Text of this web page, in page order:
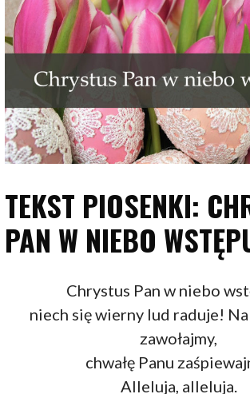
TEKST PIOSENKI:
PAN W NIEBO
Chrystus Pan w niebo
niech się wierny lud raduje! Na
zawołajmy,
chwałę Panu
Alleluja, alleluja.